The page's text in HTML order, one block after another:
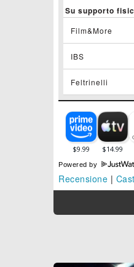
Su supporto
Film&More
IBS
Feltrinelli
Powered by
Recensione | Cast